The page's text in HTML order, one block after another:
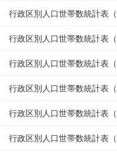
行政区別人口世帯数統計表
行政区別人口世帯数統計表
行政区別人口世帯数統計表
行政区別人口世帯数統計表
行政区別人口世帯数統計表
行政区別人口世帯数統計表